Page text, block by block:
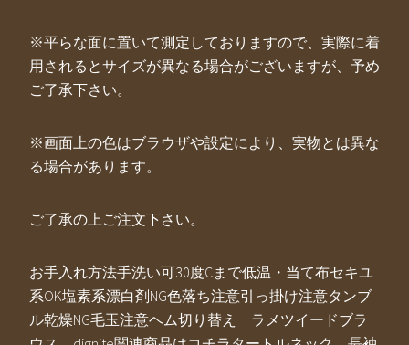
※平らな面に置いて測定しておりますので、実際に着
用されるとサイズが異なる場合がございますが、予め
ご了承下さい。
※画面上の色はブラウザや設定により、実物とは異な
る場合があります。
ご了承の上ご注文下さい。
お手入れ方法手洗い可30度Cまで低温・当て布セキユ
系OK塩素系漂白剤NG色落ち注意引っ掛け注意タンブ
ル乾燥NG毛玉注意ヘム切り替え ラメツイードブラ